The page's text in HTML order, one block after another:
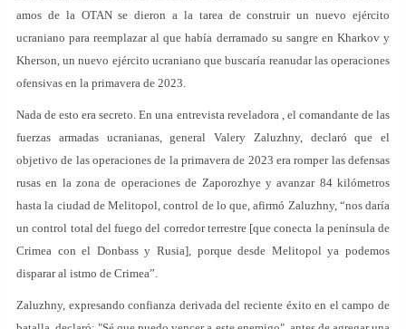
amos de la OTAN se dieron a la tarea de construir un nuevo ejército
ucraniano para reemplazar al que había derramado su sangre en Kharkov y
Kherson, un nuevo ejército ucraniano que buscaría reanudar las operaciones
ofensivas en la primavera de 2023.
Nada de esto era secreto. En una entrevista reveladora , el comandante de las
fuerzas armadas ucranianas, general Valery Zaluzhny, declaró que el
objetivo de las operaciones de la primavera de 2023 era romper las defensas
rusas en la zona de operaciones de Zaporozhye y avanzar 84 kilómetros
hasta la ciudad de Melitopol, control de lo que, afirmó Zaluzhny, “nos daría
un control total del fuego del corredor terrestre [que conecta la península de
Crimea con el Donbass y Rusia], porque desde Melitopol ya podemos
disparar al istmo de Crimea”.
Zaluzhny, expresando confianza derivada del reciente éxito en el campo de